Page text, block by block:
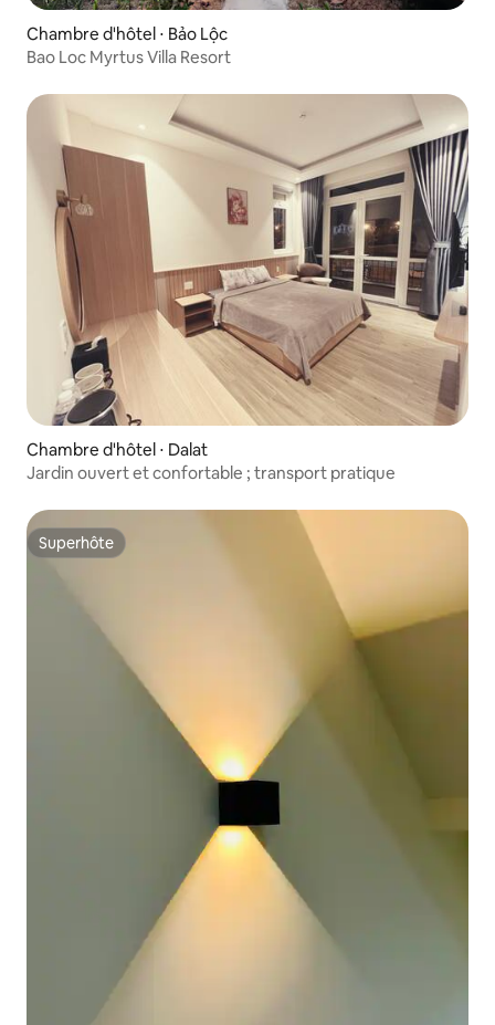
Chambre d'hôtel ⋅ Bảo Lộc
Bao Loc Myrtus Villa Resort
Chambre d'hôtel ⋅ Dalat
Jardin ouvert et confortable ; transport pratique
Superhôte
Superhôte